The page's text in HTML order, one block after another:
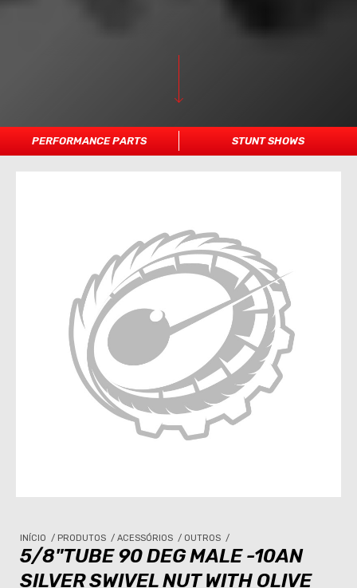
PERFORMANCE PARTS STUNT SHOWS
INÍCIO / PRODUTOS / ACESSÓRIOS / OUTROS /
5/8"TUBE 90 DEG MALE -10AN
SILVER SWIVEL NUT WITH OLIVE